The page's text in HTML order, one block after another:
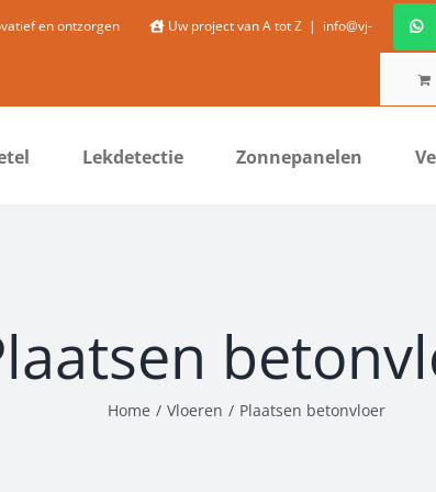
en ontzorgen Uw project van A tot Z | info@vj-
Lekdetectie Zonnepanelen
Home / Vloeren / Plaatsen betonvloer